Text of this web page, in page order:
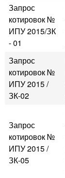
Запрос
котировок №
ИПУ 2015/ЗК
- 01
Запрос
котировок №
ИПУ 2015 /
ЗК-02
Запрос
котировок №
ИПУ 2015 /
ЗК-05